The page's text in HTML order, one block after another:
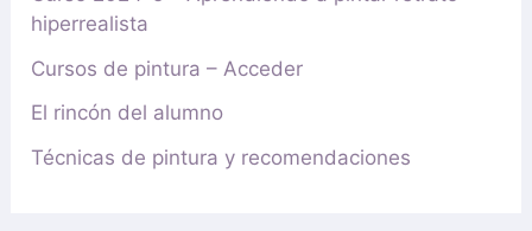
hiperrealista
Cursos de pintura – Acceder
El rincón del alumno
Técnicas de pintura y recomendaciones